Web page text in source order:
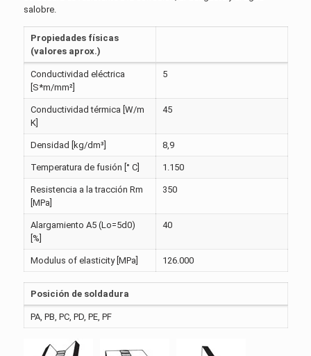
salobre.
Propiedades físicas
(valores aprox.)
Conductividad eléctrica
[S*m/mm²]
5
Conductividad térmica [W/m
K]
45
Densidad [kg/dm³] 8,9
Temperatura de fusión [° C] 1.150
Resistencia a la tracción Rm
[MPa]
350
Alargamiento A5 (Lo=5d0)
[%]
40
Modulus of elasticity [MPa] 126.000
Posición de soldadura
PA, PB, PC, PD, PE, PF